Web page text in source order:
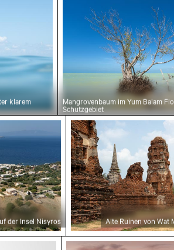
klarem Mangrovenbaum im Yum Balam
Schutzgebiet
auf der Insel Nisyros
der Insel Nisyros
Alte Ruinen von
Alte Ruinen von Wat
da Graça
mit leerem Etikett und
Berliner